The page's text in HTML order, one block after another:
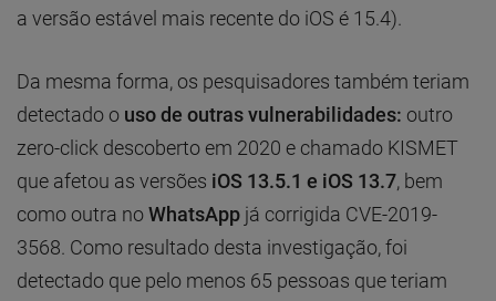
a versão estável mais recente do iOS é 15.4).
Da mesma forma, os pesquisadores também teriam
detectado o uso de outras vulnerabilidades: outro
zero-click descoberto em 2020 e chamado KISMET
que afetou as versões iOS 13.5.1 e iOS 13.7, bem
como outra noWhatsApp já corrigida CVE-2019-
3568. Como resultado desta investigação, foi
detectado que pelo menos 65 pessoas que teriam